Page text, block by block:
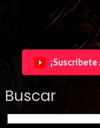
¡Suscríbete
Buscar